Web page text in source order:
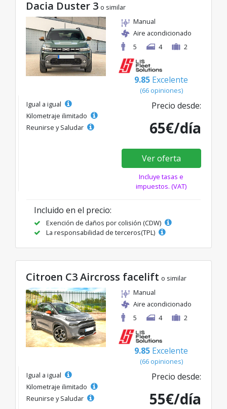
Dacia Duster 3 o similar
Manual
Aire acondicionado
5
4 2
9.85 Excelente
(66 opiniones)
Igual a igual
Kilometraje ilimitado
Reunirse y Saludar
Precio desde:
65€/día
Ver oferta
Incluye tasas e
impuestos. (VAT)
Incluido en el precio:
Exención de daños por colisión (CDW)
La responsabilidad de terceros(TPL)
Citroen C3 Aircross facelift o similar
Manual
Aire acondicionado
5
4 2
9.85 Excelente
(66 opiniones)
Igual a igual
Kilometraje ilimitado
Reunirse y Saludar
Precio desde:
55€/día